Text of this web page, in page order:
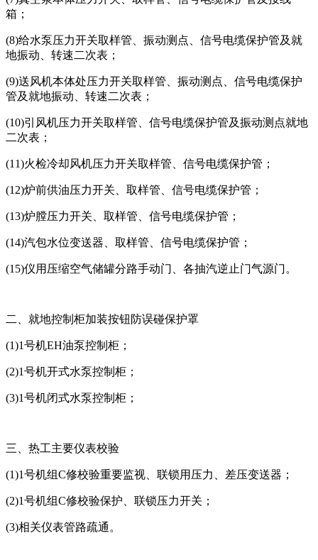
箱；
(8)给水泵压力开关取样管、振动测点、信号电缆保护管及就
地振动、转速二次表；
(9)送风机本体处压力开关取样管、振动测点、信号电缆保护
管及就地振动、转速二次表；
(10)引风机压力开关取样管、信号电缆保护管及振动测点就地
二次表；
(11)火检冷却风机压力开关取样管、信号电缆保护管；
(12)炉前供油压力开关、取样管、信号电缆保护管；
(13)炉膛压力开关、取样管、信号电缆保护管；
(14)汽包水位变送器、取样管、信号电缆保护管；
(15)仪用压缩空气储罐分路手动门、各抽汽逆止门气源门。
二、就地控制柜加装按钮防误碰保护罩
(1)1号机EH油泵控制柜；
(2)1号机开式水泵控制柜；
(3)1号机闭式水泵控制柜；
三、热工主要仪表校验
(1)1号机组C修校验重要监视、联锁用压力、差压变送器；
(2)1号机组C修校验保护、联锁压力开关；
(3)相关仪表管路疏通。